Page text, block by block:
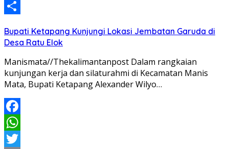
Email
Bupati Ketapang Kunjungi Lokasi Jembatan Garuda di
Desa Ratu Elok
Manismata//Thekalimantanpost Dalam rangkaian
kunjungan kerja dan silaturahmi di Kecamatan Manis
Mata, Bupati Ketapang Alexander Wilyo…
Facebook
WhatsApp